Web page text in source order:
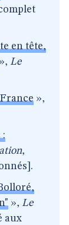
en tête,
», Le
»,
:
,
», Le
aux